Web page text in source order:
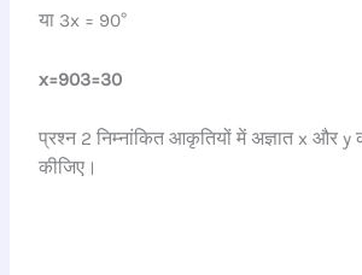
या 3x = 90°
x=903=30
प्रश्न 2 निम्नांकित आकृतियों में अज्ञात x और y
कीजिए।